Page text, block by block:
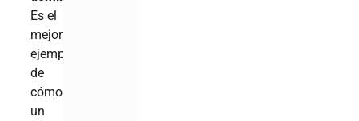
Es el
mejor
ejemplo
de
cómo
un